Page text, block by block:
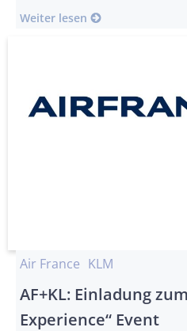
Weiter lesen
Air France KLM
AF+KL: Einladung
Experience“ Event